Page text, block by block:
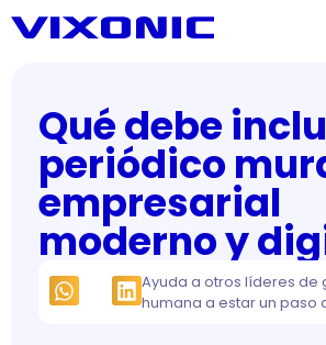
Qué debe
periódico
empresarial
moderno y
Ayuda a otros líderes de
humana a estar un paso